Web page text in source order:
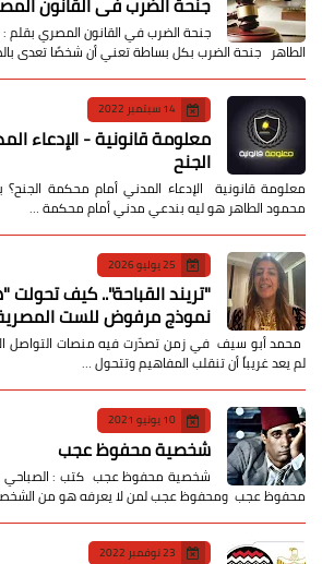
جنحة الضرب في القانون المصري بقلم
الطاهر جنحة الضرب بكل بساطة تعني أن شخصًا تعدى
14 سبتمبر 2022
معلومة قانونية - الإدعاء
الجنح
معلومة قانونية الإدعاء المدني أمام محكمة
محمود الطاهر هو ليه بندعي مدني أمام محكمة …
25 يوليو 2026
​"تريند القباحة".. كيف تحولت
نموذج مرفوض للست
محمد أبو سيف ​في زمن تصدّرت فيه منصات التواصل
لم يعد غريباً أن تنقلب المفاهيم وتتحول …
10 يونيو 2021
شخصية محفوظ عجب
شخصية محفوظ عجب كتب : الصباحي
محفوظ عجب ومحفوظ عجب لمن لا يعرفه هو من
23 نوفمبر 2022